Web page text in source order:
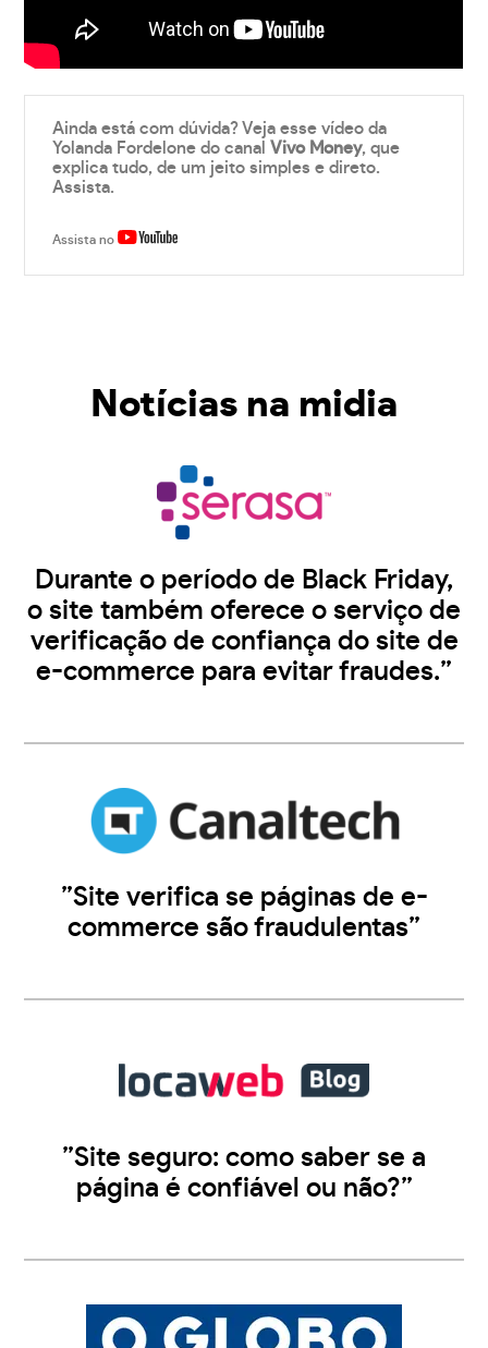
Ainda está com dúvida? Veja esse vídeo da
Yolanda Fordelone do canalVivo Money, que
explica tudo, de um jeito simples e direto.
Assista.
Assista no
Notícias na midia
Durante o período de Black Friday,
o site também oferece o serviço de
verificação de confiança do site de
e-commerce para evitar fraudes.”
”Site verifica se páginas de e-
commerce são fraudulentas”
”Site seguro: como saber se a
página é confiável ou não?”